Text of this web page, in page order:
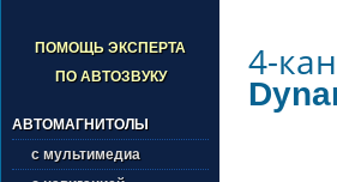
ПОМОЩЬ ЭКСПЕРТА
ПО АВТОЗВУКУ
АВТОМАГНИТОЛЫ
с мультимедиа
4-